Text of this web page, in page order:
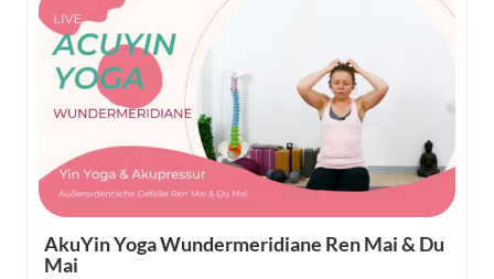
AkuYin Yoga Wundermeridiane Ren Mai & Du
Mai